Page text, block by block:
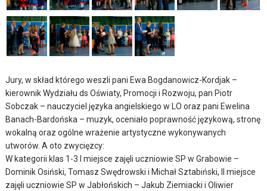
Jury, w skład którego weszli pani Ewa Bogdanowicz-Kordjak –
kierownik Wydziału ds Oświaty, Promocji i Rozwoju, pan Piotr
Sobczak – nauczyciel języka angielskiego w LO oraz pani Ewelina
Banach-Bardońska – muzyk, oceniało poprawność językową, stronę
wokalną oraz ogólne wrażenie artystyczne wykonywanych
utworów. A oto zwycięzcy:
W kategorii klas 1-3 I miejsce zajęli uczniowie SP w Grabowie –
Dominik Osiński, Tomasz Swędrowski i Michał Sztabiński, II miejsce
zajęli uczniowie SP w Jabłońskich – Jakub Ziemiacki i Oliwier